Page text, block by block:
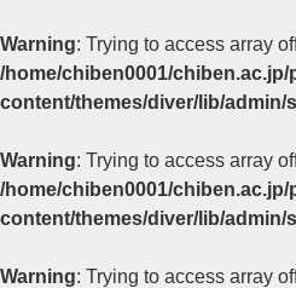
Warning: Trying to access array
/home/chiben0001/
content/themes/diver/lib/admin/
Warning: Trying to access array
/home/chiben0001/
content/themes/diver/lib/admin/
Warning: Trying to access array